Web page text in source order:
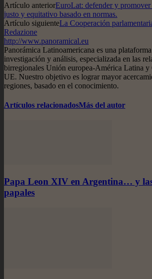
Artículo anteriorEuroLat: defender y
justo y equitativo basado en normas.
Artículo siguienteLa Cooperación
Redazione
http://www.panoramical.eu
Panorámica Latinoamericana es una
investigación y análisis, especializada en las
birregionales Unión europea-América Latina
UE. Nuestro objetivo es lograr mayor
regiones, basado en el conocimiento.
Artículos relacionadosMás del autor
Papa Leon XIV en Argentina… y
papales